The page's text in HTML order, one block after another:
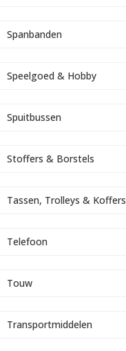
Spanbanden
Speelgoed & Hobby
Spuitbussen
Stoffers & Borstels
Tassen, Trolleys & Koffers
Telefoon
Touw
Transportmiddelen